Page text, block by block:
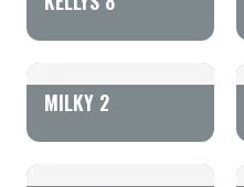
MILKY 2